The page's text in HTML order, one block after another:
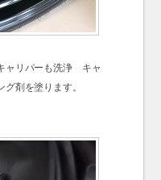
リパーも洗浄 キャ
剤を塗ります。